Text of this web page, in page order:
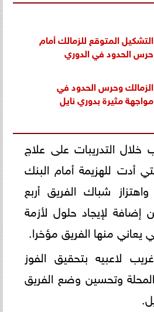
التشكيل المتوقع للزمالك أمام
حرس الحدود في الدوري
الزمالك وحرس الحدود في
مواجهة مثيرة بدوري نايل
التدريبات على علاج
أدت للهزيمة أمام البنك
واهتزاز شباك الفريق أربع
إضافة لإيجاد حلول لأزمة
يعاني منها الفريق مؤخرا.
لاعبيه بتحقيق الفوز
وتحسين وضع الفريق